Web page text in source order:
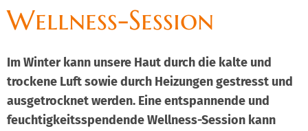
Wellness-Session
Im Winter kann unsere Haut durch die kalte und
trockene Luft sowie durch Heizungen gestresst und
ausgetrocknet werden. Eine entspannende und
feuchtigkeitsspendende Wellness-Session kann